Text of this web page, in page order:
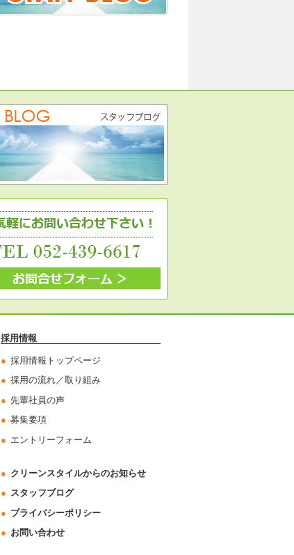
採用情報
採用情報トップページ
採用の流れ／取り組み
先輩社員の声
募集要項
エントリーフォーム
クリーンスタイルからのお知らせ
スタッフブログ
プライバシーポリシー
お問い合わせ